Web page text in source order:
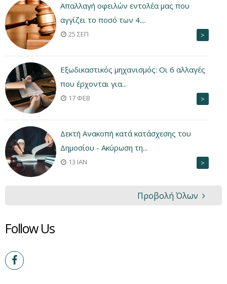
Aπαλλαγή οφειλών εντολέα μας που
αγγίζει το ποσό των 4....
25 ΣΕΠ >
Εξωδικαστικός μηχανισμός: Οι 6 αλλαγές
που έρχονται για...
17 ΦΕΒ >
Δεκτή Ανακοπή κατά κατάσχεσης του
Δημοσίου - Ακύρωση τη...
13 ΙΑΝ >
Προβολή Όλων
Follow Us